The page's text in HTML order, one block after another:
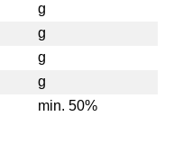
g
g
g
g
min. 50%